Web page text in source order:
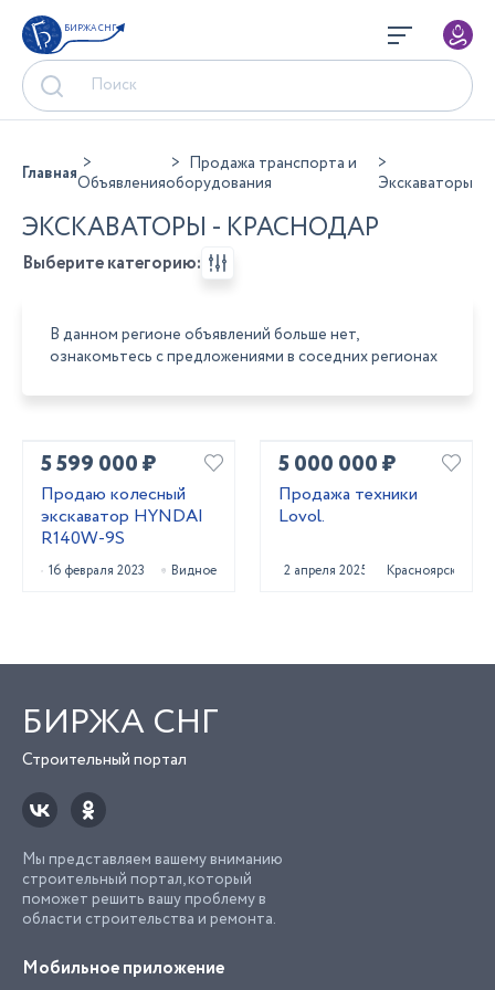
БИРЖА СНГ
ГлавнаяОбъявления
Продажа транспорта и
оборудования
Экскаваторы
ЭКСКАВАТОРЫ - КРАСНОДАР
Выберите категорию:
В данном регионе объявлений больше нет,
ознакомьтесь с предложениями в соседних регионах
5 599 000 ₽
Продаю колесный
экскаватор HYNDAI
R140W-9S
16 февраля 2023 Видное
5 000 000 ₽
Продажа техники
Lovol.
2 апреля 2025 Красноярск
БИРЖА СНГ
Строительный портал
Мы представляем вашему вниманию
строительный портал, который
поможет решить вашу проблему в
области строительства и ремонта.
Мобильное приложение